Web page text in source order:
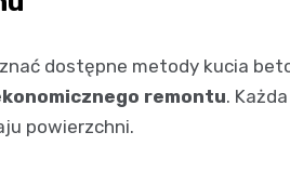
dostępne metody kucia
remontu.
powierzchni.